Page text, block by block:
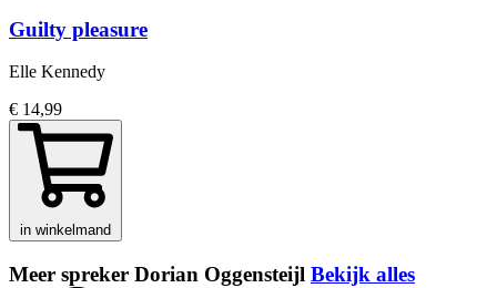
Guilty pleasure
Elle Kennedy
€ 14,99
in winkelmand
Meer spreker Dorian Oggensteijl Bekijk alles